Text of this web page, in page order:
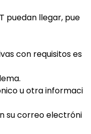
puedan llegar, pue
con requisitos es
u otra informaci
su correo electróni